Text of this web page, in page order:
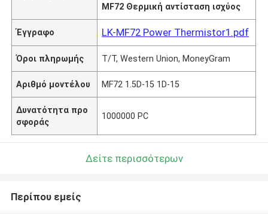
MF72 Θερμική αντίσταση ισχύος
Έγγραφο LK-MF72 Power Thermistor1.pdf
Όροι πληρωμής T/T, Western Union, MoneyGram
Αριθμό μοντέλου MF72 1.5D-15 1D-15
Δυνατότητα προ
σφοράς
1000000 PC
Δείτε περισσότερων
Περίπου εμείς